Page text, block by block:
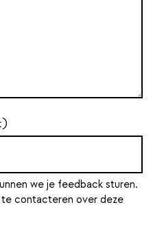
we je feedback sturen.
contacteren over deze